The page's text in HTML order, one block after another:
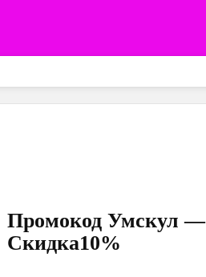
Промокод Умскул —
Скидка10%